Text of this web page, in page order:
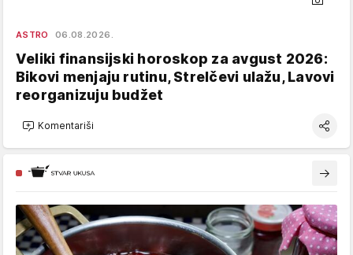
ASTRO 06.08.2026.
Veliki finansijski horoskop za avgust 2026:
Bikovi menjaju rutinu, Strelčevi ulažu, Lavovi
reorganizuju budžet
Komentariši